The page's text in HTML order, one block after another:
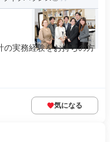
の実務経験をお持ちの方
気になる